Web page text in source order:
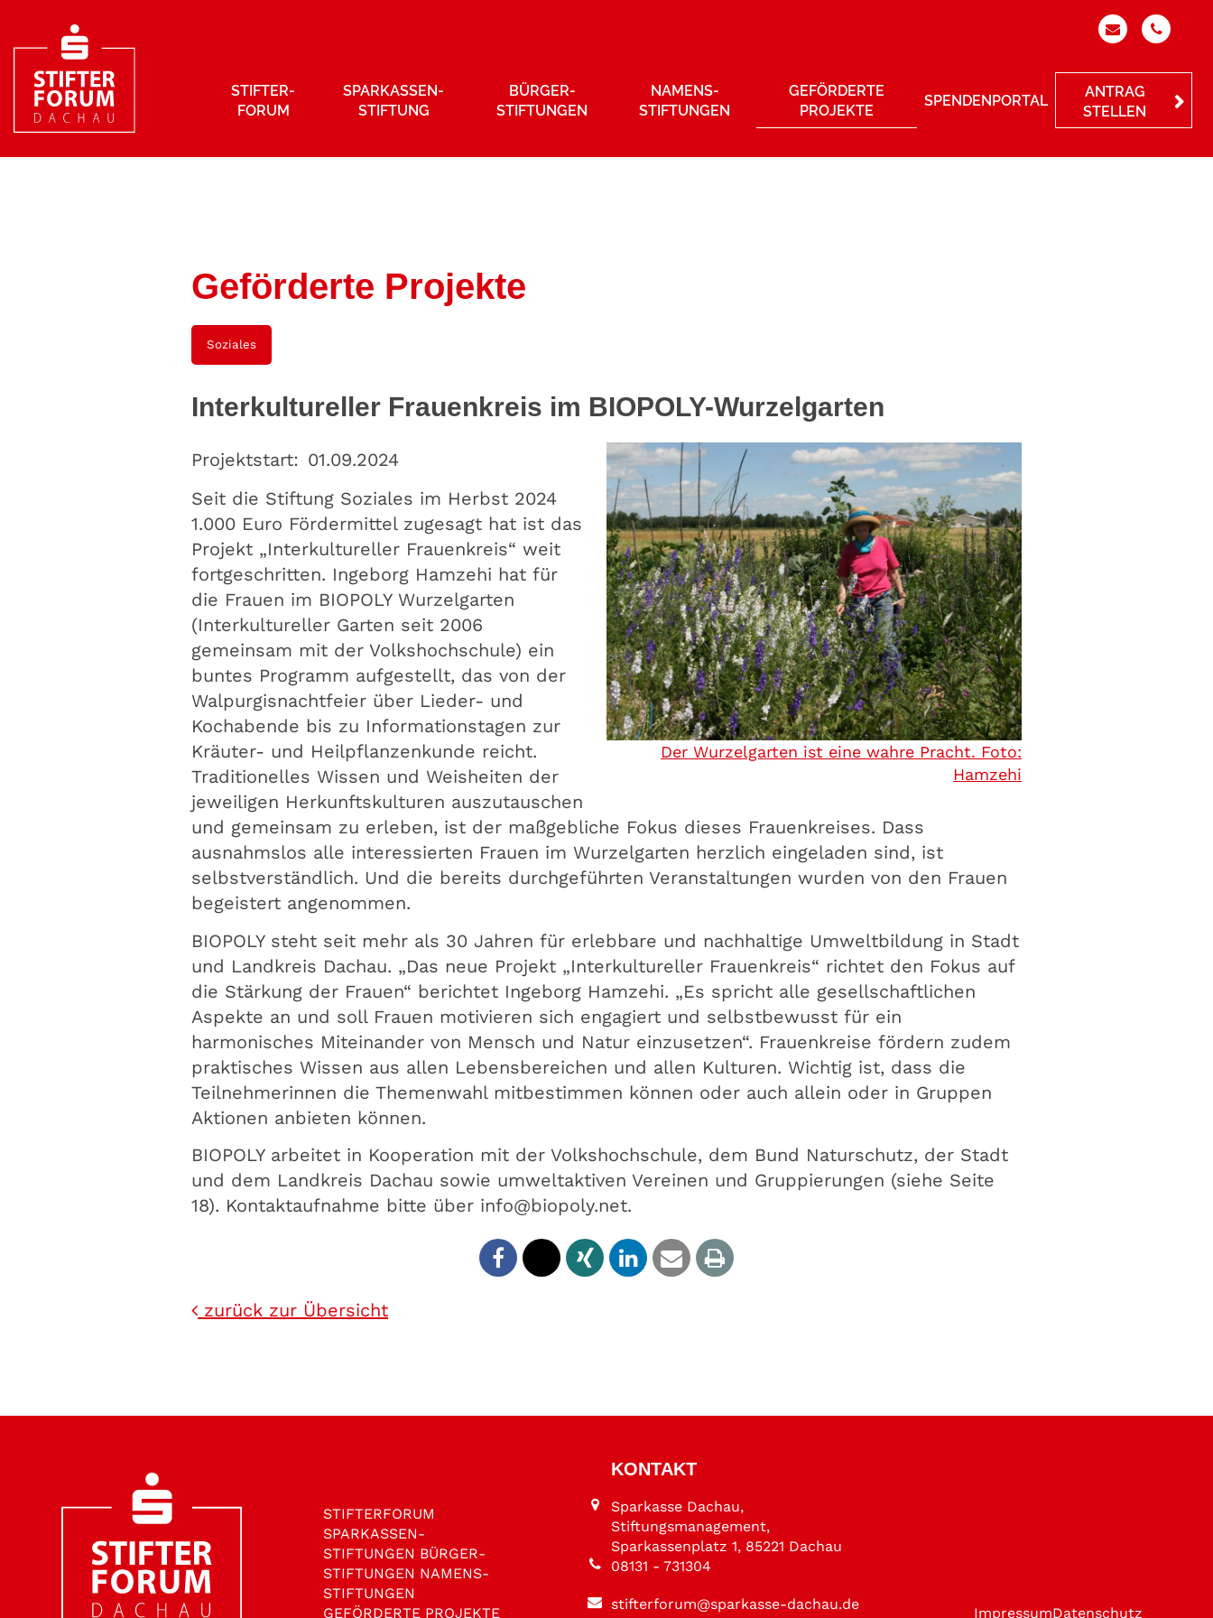
STIFTER­
FORUM
SPARKASSEN­
STIFTUNG
BÜRGER­
STIFTUNGEN
NAMENS­
STIFTUNGEN
GEFÖRDERTE
PROJEKTE
SPENDENPORTAL
ANTRAG
STELLEN
Geförderte Projekte
Soziales
Interkultureller Frauenkreis im BIOPOLY-Wurzelgarten
Der Wurzelgarten ist eine wahre Pracht. Foto:
Hamzehi
Projektstart: 01.09.2024
Seit die Stiftung Soziales im Herbst 2024
1.000 Euro Fördermittel zugesagt hat ist das
Projekt „Interkultureller Frauenkreis“ weit
fortgeschritten. Ingeborg Hamzehi hat für
die Frauen im BIOPOLY Wurzelgarten
(Interkultureller Garten seit 2006
gemeinsam mit der Volkshochschule) ein
buntes Programm aufgestellt, das von der
Walpurgisnachtfeier über Lieder- und
Kochabende bis zu Informationstagen zur
Kräuter- und Heilpflanzenkunde reicht.
Traditionelles Wissen und Weisheiten der
jeweiligen Herkunftskulturen auszutauschen
und gemeinsam zu erleben, ist der maßgebliche Fokus dieses Frauenkreises. Dass
ausnahmslos alle interessierten Frauen im Wurzelgarten herzlich eingeladen sind, ist
selbstverständlich. Und die bereits durchgeführten Veranstaltungen wurden von den Frauen
begeistert angenommen.
BIOPOLY steht seit mehr als 30 Jahren für erlebbare und nachhaltige Umweltbildung in Stadt
und Landkreis Dachau. „Das neue Projekt „Interkultureller Frauenkreis“ richtet den Fokus auf
die Stärkung der Frauen“ berichtet Ingeborg Hamzehi. „Es spricht alle gesellschaftlichen
Aspekte an und soll Frauen motivieren sich engagiert und selbstbewusst für ein
harmonisches Miteinander von Mensch und Natur einzusetzen“. Frauenkreise fördern zudem
praktisches Wissen aus allen Lebensbereichen und allen Kulturen. Wichtig ist, dass die
Teilnehmerinnen die Themenwahl mitbestimmen können oder auch allein oder in Gruppen
Aktionen anbieten können.
BIOPOLY arbeitet in Kooperation mit der Volkshochschule, dem Bund Naturschutz, der Stadt
und dem Landkreis Dachau sowie umweltaktiven Vereinen und Gruppierungen (siehe Seite
18). Kontaktaufnahme bitte über info@biopoly.net.
zurück zur Übersicht
STIFTER­FORUM
SPARKASSEN­
STIFTUNGEN BÜRGER­
STIFTUNGEN NAMENS­
STIFTUNGEN
GEFÖRDERTE PROJEKTE
KONTAKT
Sparkasse Dachau,
Stiftungsmanagement,
Sparkassenplatz 1, 85221 Dachau
08131 - 731304
stifterforum@sparkasse-dachau.de ImpressumDatenschutz